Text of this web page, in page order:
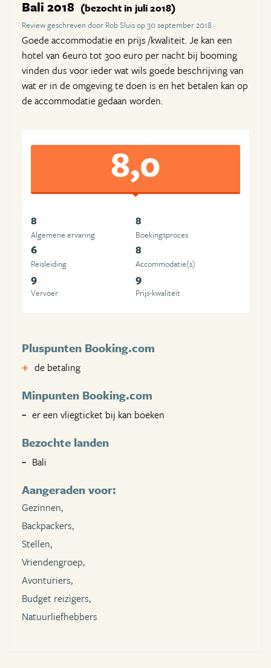
Bali 2018 (bezocht in juli 2018)
Review geschreven door Rob Sluis op 30 september 2018
Goede accommodatie en prijs /kwaliteit. Je kan een
hotel van 6euro tot 300 euro per nacht bij booming
vinden dus voor ieder wat wils goede beschrijving van
wat er in de omgeving te doen is en het betalen kan op
de accommodatie gedaan worden.
8,0
8
Algemene ervaring
8
Boekingsproces
6
Reisleiding
8
Accommodatie(s)
9
Vervoer
9
Prijs-kwaliteit
Pluspunten Booking.com
de betaling
Minpunten Booking.com
er een vliegticket bij kan boeken
Bezochte landen
Bali
Aangeraden voor:
Gezinnen,
Backpackers,
Stellen,
Vriendengroep,
Avonturiers,
Budget reizigers,
Natuurliefhebbers